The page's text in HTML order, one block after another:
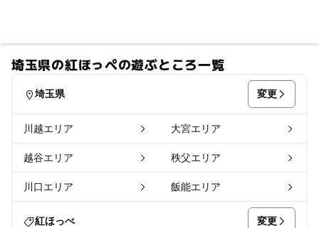
埼玉県の紅ほっぺの遊ぶところ一覧
埼玉県 変更
川越エリア 大宮エリア
越谷エリア 秩父エリア
川口エリア 飯能エリア
紅ほっぺ 変更